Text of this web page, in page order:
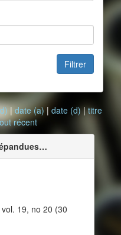
Filtrer
| date (a)| date (d)|titre
récent
19, no 20 (30